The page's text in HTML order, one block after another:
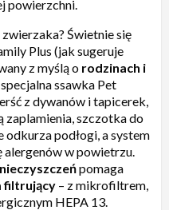
powierzchni.
Świetnie się
Plus (jak sugeruje
z myślą o rodzinach i
ssawka Pet
z dywanów i tapicerek,
zaplamienia, szczotka do
podłogi, a system
alergenów w powietrzu.
pomaga
filtrujący – z mikrofiltrem,
HEPA 13.